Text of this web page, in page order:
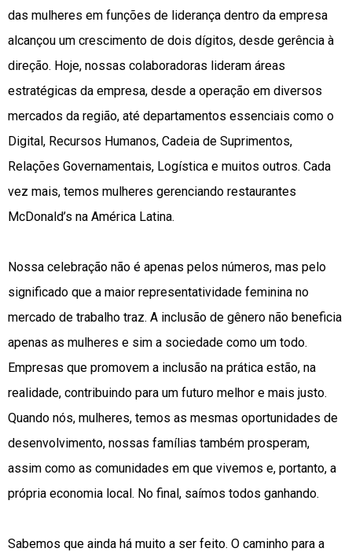
das mulheres em funções de liderança dentro da empresa
alcançou um crescimento de dois dígitos, desde gerência à
direção. Hoje, nossas colaboradoras lideram áreas
estratégicas da empresa, desde a operação em diversos
mercados da região, até departamentos essenciais como o
Digital, Recursos Humanos, Cadeia de Suprimentos,
Relações Governamentais, Logística e muitos outros. Cada
vez mais, temos mulheres gerenciando restaurantes
McDonald’s na América Latina.
Nossa celebração não é apenas pelos números, mas pelo
significado que a maior representatividade feminina no
mercado de trabalho traz. A inclusão de gênero não beneficia
apenas as mulheres e sim a sociedade como um todo.
Empresas que promovem a inclusão na prática estão, na
realidade, contribuindo para um futuro melhor e mais justo.
Quando nós, mulheres, temos as mesmas oportunidades de
desenvolvimento, nossas famílias também prosperam,
assim como as comunidades em que vivemos e, portanto, a
própria economia local. No final, saímos todos ganhando.
Sabemos que ainda há muito a ser feito. O caminho para a